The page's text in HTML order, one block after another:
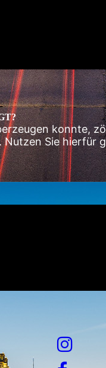
konnte,
Nutzen Sie hierfür